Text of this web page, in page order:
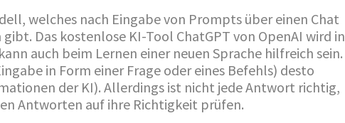
welches nach Eingabe von Prompts über einen Chat
Das kostenlose KI-Tool ChatGPT von OpenAI wird in
auch beim Lernen einer neuen Sprache hilfreich sein.
in Form einer Frage oder eines Befehls) desto
der KI). Allerdings ist nicht jede Antwort richtig,
Antworten auf ihre Richtigkeit prüfen.